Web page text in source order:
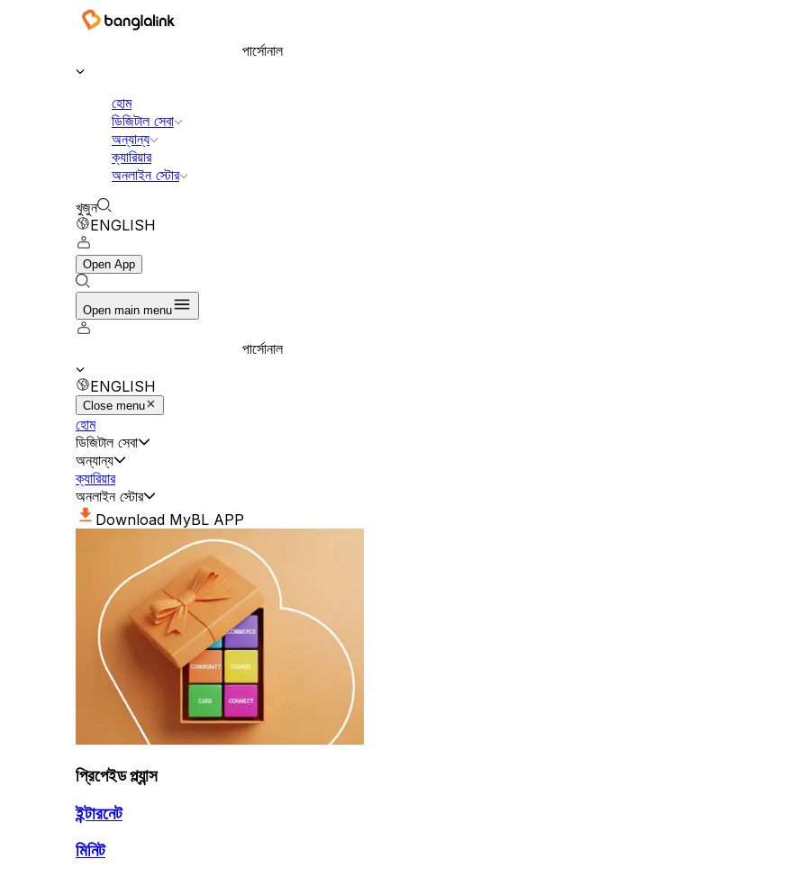
পার্সোনাল
হোম
ডিজিটাল সেবা
অন্যান্য
ক্যারিয়ার
অনলাইন স্টোর
খুজুন
ENGLISH
Open App
Open main menu
পার্সোনাল
ENGLISH
Close menu
হোম
ডিজিটাল সেবা
অন্যান্য
ক্যারিয়ার
অনলাইন স্টোর
Download MyBL APP
প্রিপেইড প্ল্যান্স
ইন্টারনেট
মিনিট
বাংলালিংক ডিজিটাল কমিউনিকেশনস লিমিটেড